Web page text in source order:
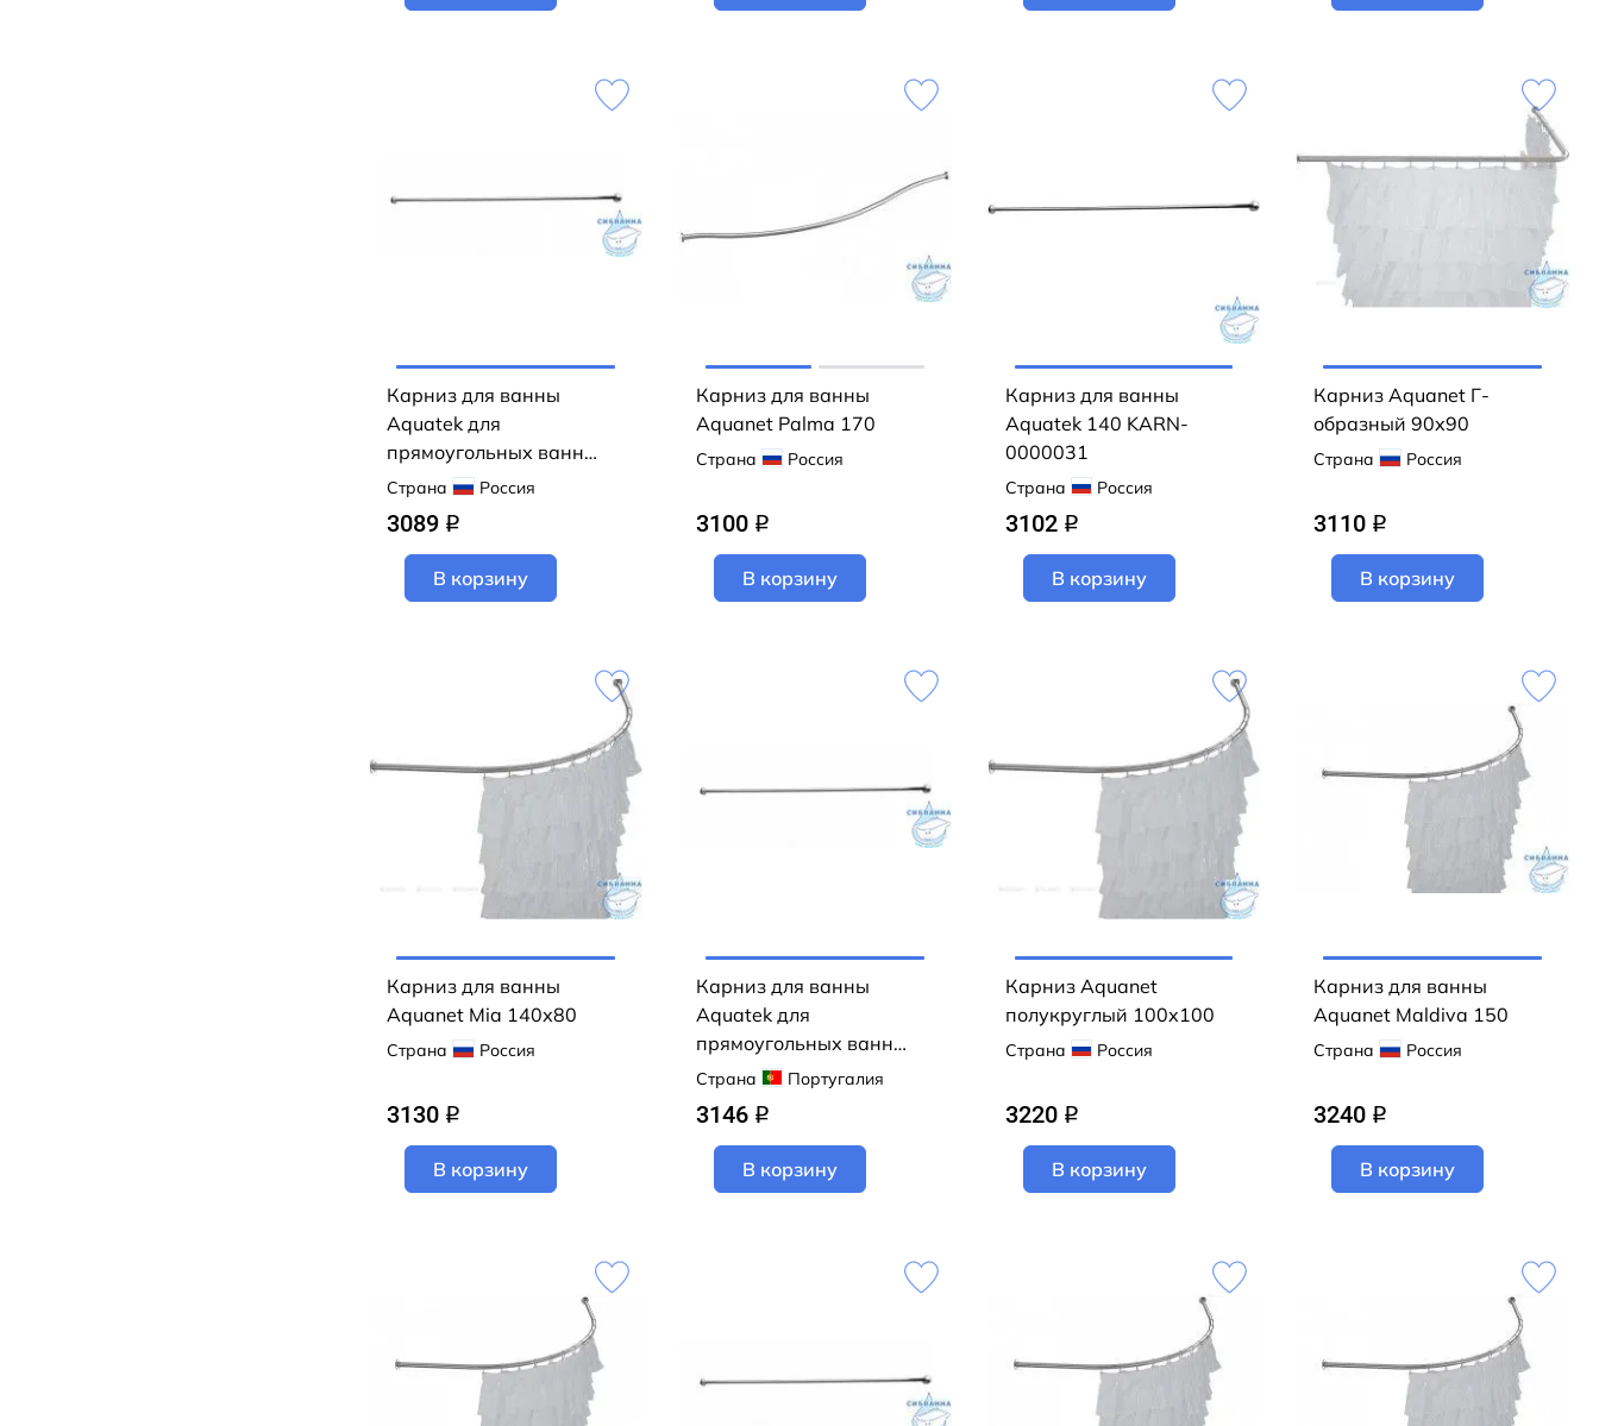
Карниз для ванны
Aquatek для
прямоугольных ванн
160 KARN-0000027
Страна Россия
3089 q
В корзину
Карниз для ванны
Aquanet Palma 170
Страна Россия
3100 q
В корзину
Карниз для ванны
Aquatek 140 KARN-
0000031
Страна Россия
3102 q
В корзину
Карниз Aquanet Г-
образный 90х90
Страна Россия
3110 q
В корзину
Карниз для ванны
Aquanet Mia 140х80
Страна Россия
3130 q
В корзину
Карниз для ванны
Aquatek для
прямоугольных ванн
170 KARN-0000005
Страна Португалия
3146 q
В корзину
Карниз Aquanet
полукруглый 100х100
Страна Россия
3220 q
В корзину
Карниз для ванны
Aquanet Maldiva 150
Страна Россия
3240 q
В корзину